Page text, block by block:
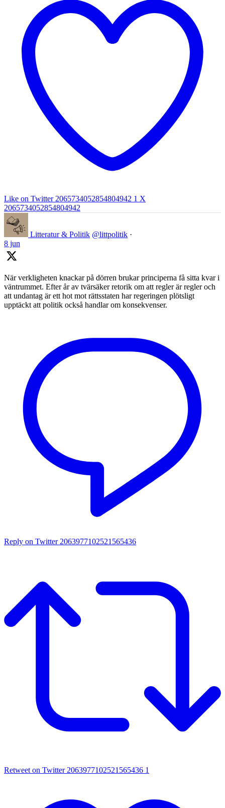
Like on Twitter 2065734052854804942 1 X
2065734052854804942
Litteratur & Politik @littpolitik ·
8 jun
När verkligheten knackar på dörren brukar principerna få sitta kvar i
väntrummet. Efter år av tvärsäker retorik om att regler är regler och
att undantag är ett hot mot rättsstaten har regeringen plötsligt
upptäckt att politik också handlar om konsekvenser.
Reply on Twitter 2063977102521565436
Retweet on Twitter 2063977102521565436 1